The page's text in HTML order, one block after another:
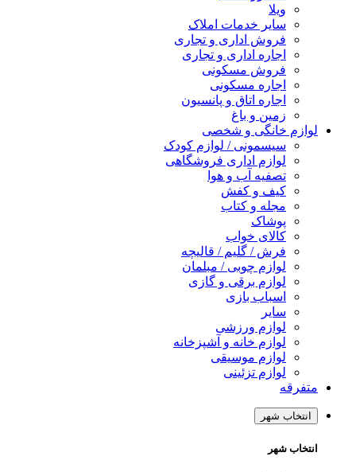
ویلا
سایر خدمات املاک
فروش اداری و تجاری
اجاره اداری و تجاری
فروش مسکونی
اجاره مسکونی
اجاره اتاق و پانسیون
زمین و باغ
لوازم خانگی و شخصی
سیسمونی / لوازم کودک
لوازم اداری فروشگاهی
تصفیه آب و هوا
کیف و کفش
مجله و کتاب
پوشاک
کالای خواب
فرش / گلیم / قالیچه
لوازم چوبی / مبلمان
لوازم برقی و گازی
اسباب بازی
سایر
لوازم ورزشی
لوازم خانه و آشپزخانه
لوازم موسیقی
لوازم تزئینی
متفرقه
انتخاب شهر
انتخاب شهر